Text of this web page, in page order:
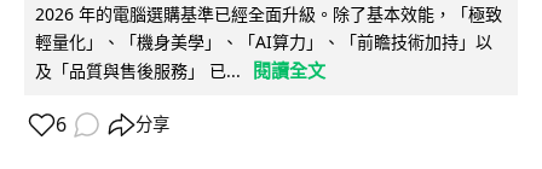
2026 年的電腦選購基準已經全面升級。除了基本效能，「極致
輕量化」、「機身美學」、「AI算力」、「前瞻技術加持」以
及「品質與售後服務」 已...
閱讀全文
6 分享